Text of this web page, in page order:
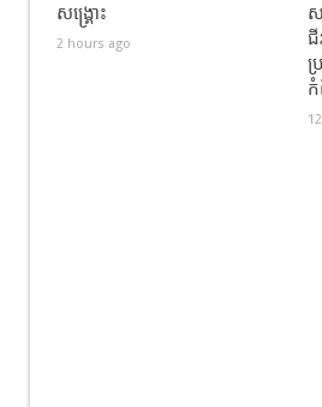
សង្គ្រោះ
2 hours ago
ប្